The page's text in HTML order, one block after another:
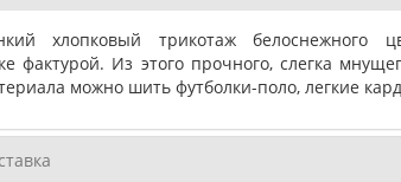
хлопковый трикотаж белоснежного
фактурой. Из этого прочного, слегка
можно шить футболки-поло, легкие